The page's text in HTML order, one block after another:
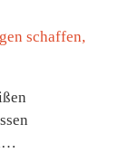
schaffen,